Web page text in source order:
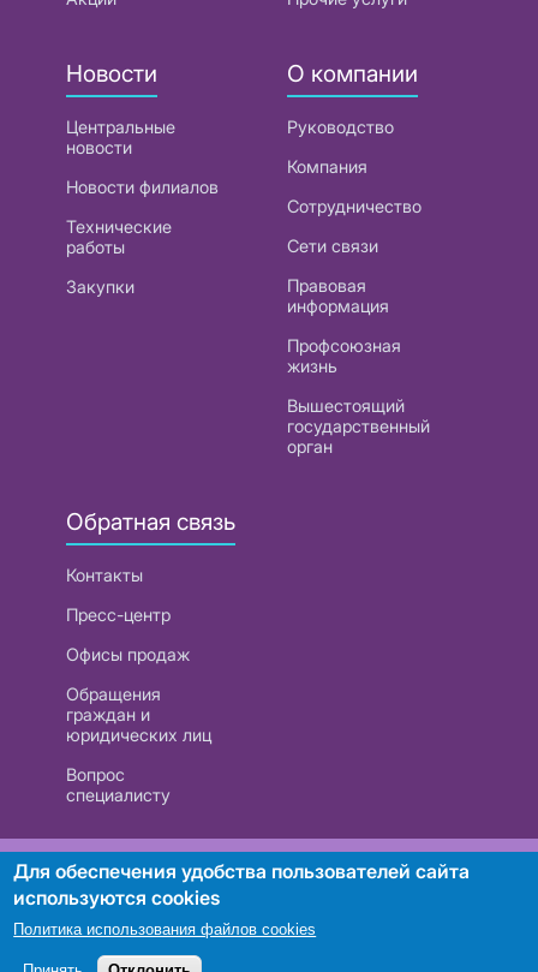
Новости
Центральные
новости
Новости филиалов
Технические
работы
Закупки
О компании
Руководство
Компания
Сотрудничество
Сети связи
Правовая
информация
Профсоюзная
жизнь
Вышестоящий
государственный
орган
Обратная связь
Контакты
Пресс-центр
Офисы продаж
Обращения
граждан и
юридических лиц
Вопрос
специалисту
РУП «Белтелеком». УНП 101007741
Поиск
Для обеспечения удобства пользователей сайта
используются cookies
Политика использования файлов cookies